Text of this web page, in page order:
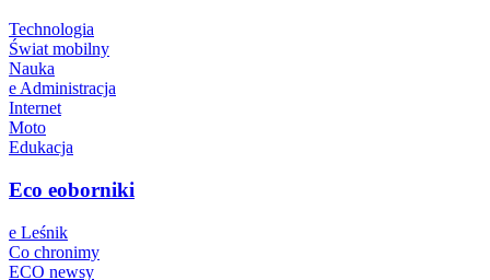
Technologia
Świat mobilny
Nauka
e Administracja
Internet
Moto
Edukacja
Eco eoborniki
e Leśnik
Co chronimy
ECO newsy